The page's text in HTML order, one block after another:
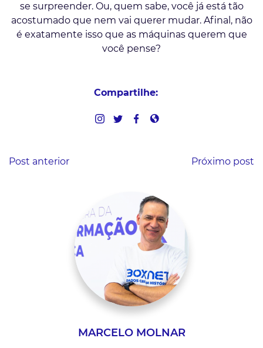
se surpreender. Ou, quem sabe, você já está tão
acostumado que nem vai querer mudar. Afinal, não
é exatamente isso que as máquinas querem que
você pense?
Compartilhe:
Post anterior Próximo post
MARCELO MOLNAR